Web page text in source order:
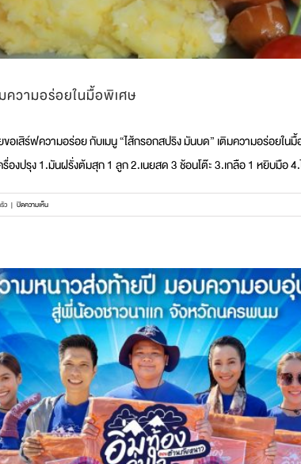
ความอร่อยในมื้อพิเศษ
เสิร์ฟความอร่อย กับเมนู “ไส้กรอกสปริง มันบด” เติมความอร่อยในมื้
องปรุง 1.มันฝรั่งต้มสุก 1 ลูก 2.เนยสด 3 ช้อนโต๊ะ 3.เกลือ 1 หยิบมือ
ว | ปิดความเห็นบน
“ไส้กรอก
เติม
ความ
อร่อย
ใน
พิเศษ
คลายความหนาวส่งท้ายปี มอบความอบอุ่นในปีใหม่ สู่พี่น้องชาวนาแก จังหวัด
นครพนม